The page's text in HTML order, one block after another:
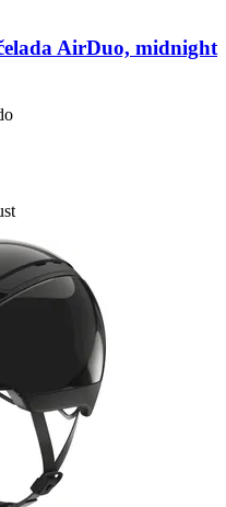
AirDuo, midnight